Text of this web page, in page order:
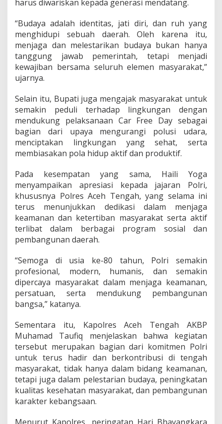
harus diwariskan kepada generasi mendatang.
“Budaya adalah identitas, jati diri, dan ruh yang
menghidupi sebuah daerah. Oleh karena itu,
menjaga dan melestarikan budaya bukan hanya
tanggung jawab pemerintah, tetapi menjadi
kewajiban bersama seluruh elemen masyarakat,”
ujarnya.
Selain itu, Bupati juga mengajak masyarakat untuk
semakin peduli terhadap lingkungan dengan
mendukung pelaksanaan Car Free Day sebagai
bagian dari upaya mengurangi polusi udara,
menciptakan lingkungan yang sehat, serta
membiasakan pola hidup aktif dan produktif.
Pada kesempatan yang sama, Haili Yoga
menyampaikan apresiasi kepada jajaran Polri,
khususnya Polres Aceh Tengah, yang selama ini
terus menunjukkan dedikasi dalam menjaga
keamanan dan ketertiban masyarakat serta aktif
terlibat dalam berbagai program sosial dan
pembangunan daerah.
“Semoga di usia ke-80 tahun, Polri semakin
profesional, modern, humanis, dan semakin
dipercaya masyarakat dalam menjaga keamanan,
persatuan, serta mendukung pembangunan
bangsa,” katanya.
Sementara itu, Kapolres Aceh Tengah AKBP
Muhamad Taufiq menjelaskan bahwa kegiatan
tersebut merupakan bagian dari komitmen Polri
untuk terus hadir dan berkontribusi di tengah
masyarakat, tidak hanya dalam bidang keamanan,
tetapi juga dalam pelestarian budaya, peningkatan
kualitas kesehatan masyarakat, dan pembangunan
karakter kebangsaan.